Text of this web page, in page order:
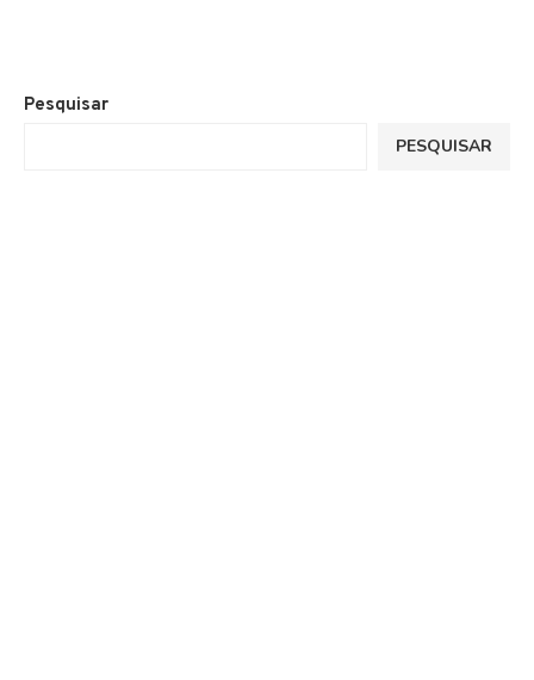
Pesquisar
PESQUISAR